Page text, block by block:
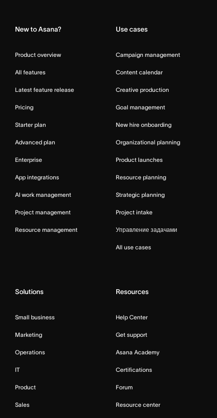
New to Asana?
Product overview
All features
Latest feature release
Pricing
Starter plan
Advanced plan
Enterprise
App integrations
AI work management
Project management
Resource management
Use cases
Campaign management
Content calendar
Creative production
Goal management
New hire onboarding
Organizational planning
Product launches
Resource planning
Strategic planning
Project intake
Управление задачами
All use cases
Solutions
Small business
Marketing
Operations
IT
Product
Sales
Resources
Help Center
Get support
Asana Academy
Certifications
Forum
Resource center